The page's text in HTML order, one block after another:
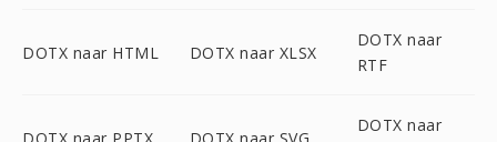
DOTX naar HTML DOTX naar XLSX
DOTX naar
RTF
DOTX naar PPTX DOTX naar SVG
DOTX naar